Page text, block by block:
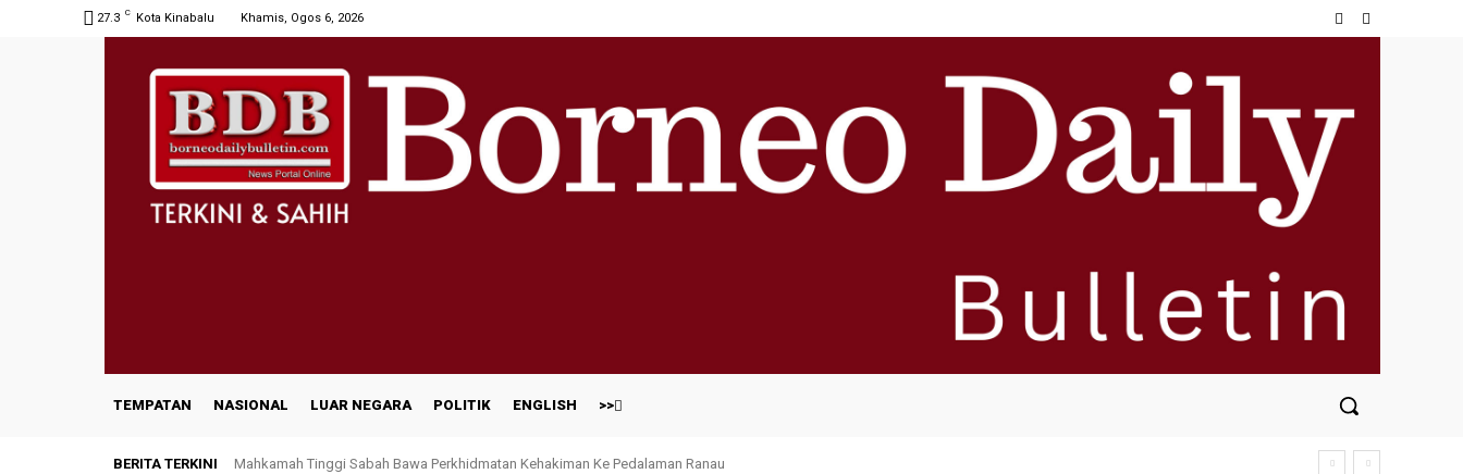
27.3 C Kota Kinabalu Khamis, Ogos 6, 2026
TEMPATAN NASIONAL LUAR NEGARA POLITIK ENGLISH >>
BERITA TERKINI Mahkamah Tinggi Sabah Bawa Perkhidmatan Kehakiman Ke Pedalaman Ranau